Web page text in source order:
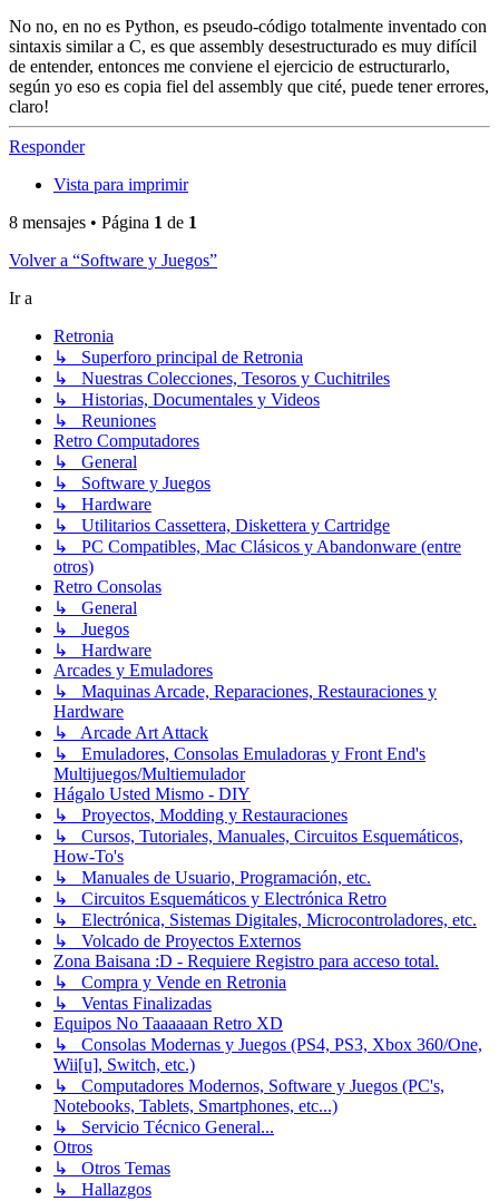
No no, en no es Python, es pseudo-código totalmente inventado con
sintaxis similar a C, es que assembly desestructurado es muy difícil
de entender, entonces me conviene el ejercicio de estructurarlo,
según yo eso es copia fiel del assembly que cité, puede tener errores,
claro!
Arriba
Responder
Vista para imprimir
8 mensajes • Página 1 de 1
Volver a “Software y Juegos”
Ir a
Retronia
↳ Superforo principal de Retronia
↳ Nuestras Colecciones, Tesoros y Cuchitriles
↳ Historias, Documentales y Videos
↳ Reuniones
Retro Computadores
↳ General
↳ Software y Juegos
↳ Hardware
↳ Utilitarios Cassettera, Diskettera y Cartridge
↳ PC Compatibles, Mac Clásicos y Abandonware (entre
otros)
Retro Consolas
↳ General
↳ Juegos
↳ Hardware
Arcades y Emuladores
↳ Maquinas Arcade, Reparaciones, Restauraciones y
Hardware
↳ Arcade Art Attack
↳ Emuladores, Consolas Emuladoras y Front End's
Multijuegos/Multiemulador
Hágalo Usted Mismo - DIY
↳ Proyectos, Modding y Restauraciones
↳ Cursos, Tutoriales, Manuales, Circuitos Esquemáticos,
How-To's
↳ Manuales de Usuario, Programación, etc.
↳ Circuitos Esquemáticos y Electrónica Retro
↳ Electrónica, Sistemas Digitales, Microcontroladores, etc.
↳ Volcado de Proyectos Externos
Zona Baisana :D - Requiere Registro para acceso total.
↳ Compra y Vende en Retronia
↳ Ventas Finalizadas
Equipos No Taaaaaan Retro XD
↳ Consolas Modernas y Juegos (PS4, PS3, Xbox 360/One,
Wii[u], Switch, etc.)
↳ Computadores Modernos, Software y Juegos (PC's,
Notebooks, Tablets, Smartphones, etc...)
↳ Servicio Técnico General...
Otros
↳ Otros Temas
↳ Hallazgos